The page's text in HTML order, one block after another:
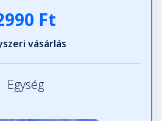
Ft
vásárlás
Egység